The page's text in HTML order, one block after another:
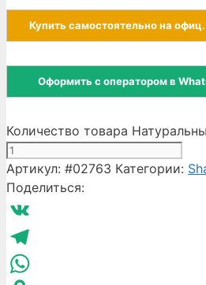
Купить самостоятельно на
Оформить с оператором в
Количество товара
Артикул: #02763 Категории:
Поделиться:
VK
Telegram